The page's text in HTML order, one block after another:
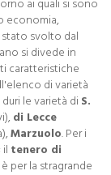
ai quali si sono
economia,
svolto dal
si divede in
caratteristiche
di varietà
le varietà di S.
di Lecce
Marzuolo. Per i
il tenero di
per la stragrande